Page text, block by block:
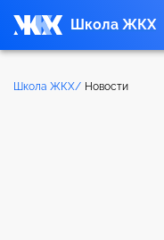
Школа ЖКХ
Школа ЖКХ/ Новости